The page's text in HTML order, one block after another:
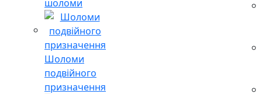
шоломи
Шоломи
подвійного
призначення